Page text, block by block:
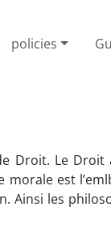
policies
Droit. Le
morale est
Ainsi les